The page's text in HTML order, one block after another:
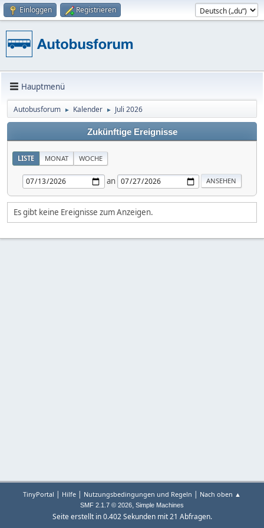
Einloggen Registrieren
Hauptmenü
Autobusforum ► Kalender ► Juli 2026
Zukünftige Ereignisse
LISTE MONAT WOCHE
an
Es gibt keine Ereignisse zum Anzeigen.
TinyPortal | Hilfe | Nutzungsbedingungen und Regeln | Nach oben ▲
SMF 2.1.7 © 2026, Simple Machines
Seite erstellt in 0.402 Sekunden mit 21 Abfragen.